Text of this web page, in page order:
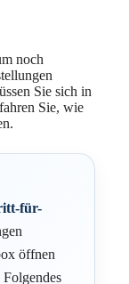
noch
Sie sich in
Sie, wie
für-
öffnen